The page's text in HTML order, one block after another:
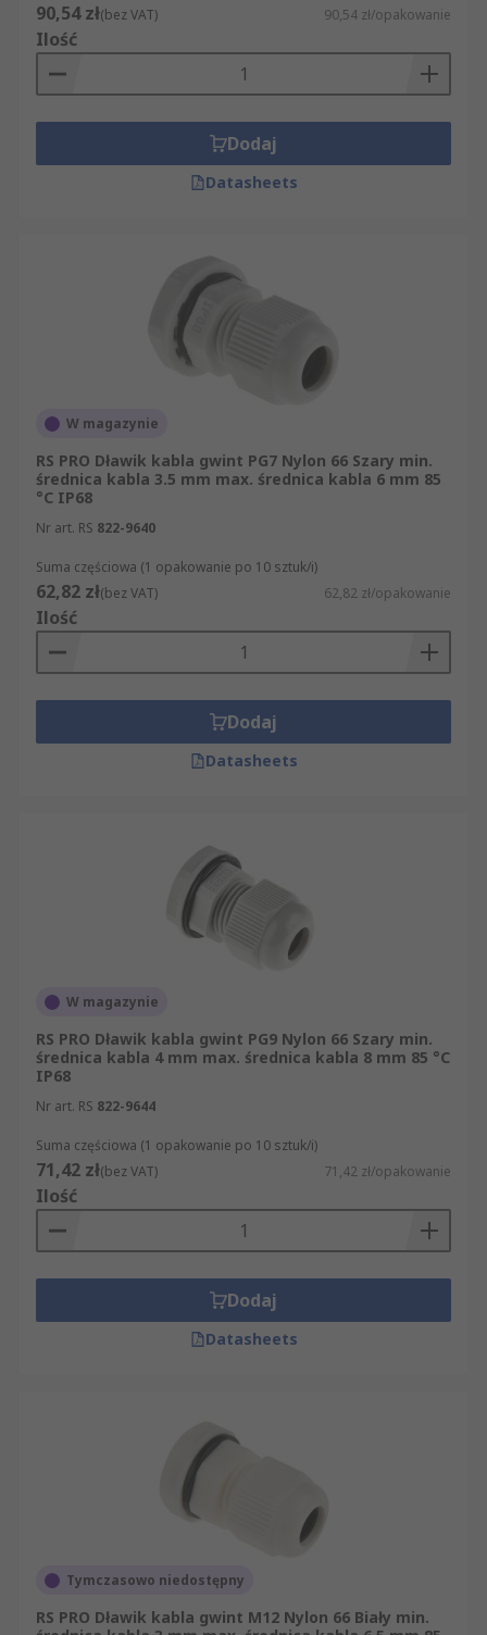
90,54 zł(bez VAT) 90,54 zł/opakowanie
Ilość
Dodaj
Datasheets
W magazynie
RS PRO Dławik kabla gwint PG7 Nylon 66 Szary min.
średnica kabla 3.5 mm max. średnica kabla 6 mm 85
°C IP68
Nr art. RS 822-9640
Suma częściowa (1 opakowanie po 10 sztuk/i)
62,82 zł(bez VAT) 62,82 zł/opakowanie
Ilość
Dodaj
Datasheets
W magazynie
RS PRO Dławik kabla gwint PG9 Nylon 66 Szary min.
średnica kabla 4 mm max. średnica kabla 8 mm 85 °C
IP68
Nr art. RS 822-9644
Suma częściowa (1 opakowanie po 10 sztuk/i)
71,42 zł(bez VAT) 71,42 zł/opakowanie
Ilość
Dodaj
Datasheets
Tymczasowo niedostępny
RS PRO Dławik kabla gwint M12 Nylon 66 Biały min.